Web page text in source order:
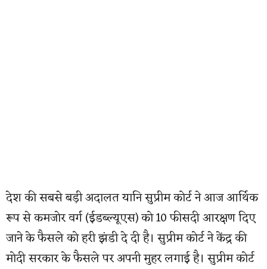
देश की सबसे बड़ी अदालत यानि सुप्रीम कोर्ट ने आज आर्थिक
रूप से कमजोर वर्ग (ईडब्ल्यूएस) को 10 फीसदी आरक्षण दिए
जाने के फैसले को हरी झंडी दे दी है। सुप्रीम कोर्ट ने केंद्र की
मोदी सरकार के फैसले पर अपनी मुहर लगाई है। सुप्रीम कोर्ट